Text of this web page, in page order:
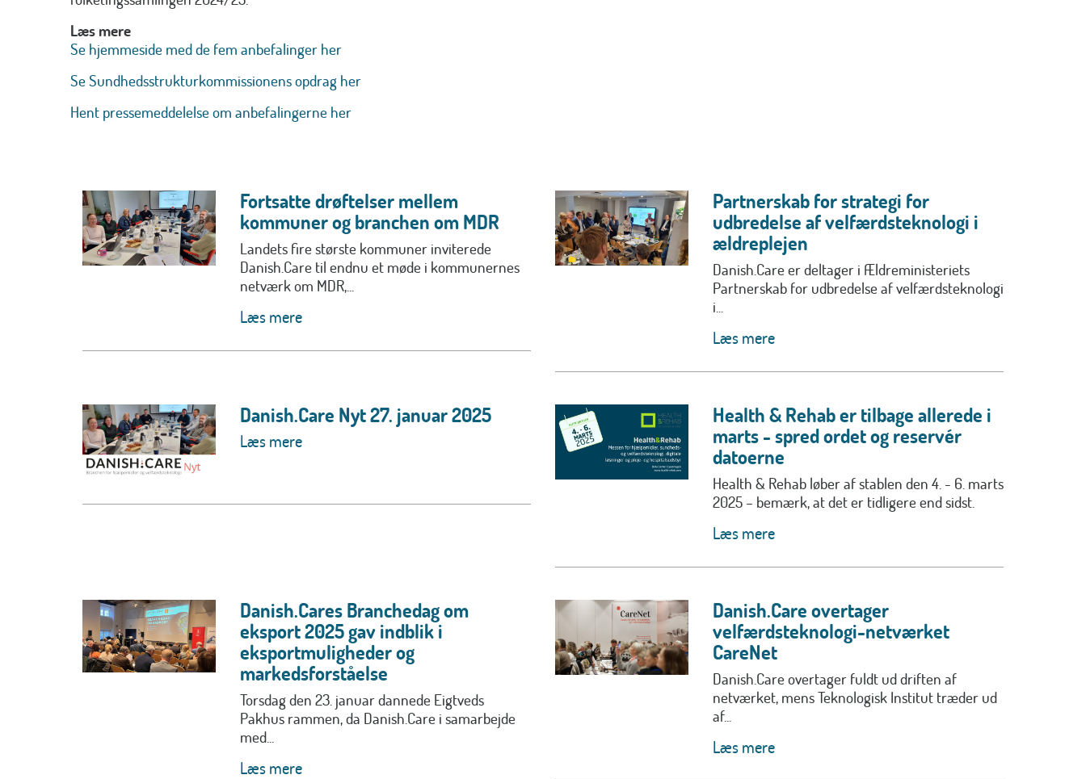
Læs mere
Se hjemmeside med de fem anbefalinger her
Se Sundhedsstrukturkommissionens opdrag her
Hent pressemeddelelse om anbefalingerne her
Fortsatte drøftelser mellem
kommuner og branchen om MDR
Landets fire største kommuner inviterede
Danish.Care til endnu et møde i kommunernes
netværk om MDR,...
Læs mere
Partnerskab for strategi for
udbredelse af velfærdsteknologi i
ældreplejen
Danish.Care er deltager i Ældreministeriets
Partnerskab for udbredelse af velfærdsteknologi
i...
Læs mere
Danish.Care Nyt 27. januar 2025
Læs mere
Health & Rehab er tilbage allerede i
marts - spred ordet og reservér
datoerne
Health & Rehab løber af stablen den 4. - 6. marts
2025 – bemærk, at det er tidligere end sidst.
Læs mere
Danish.Cares Branchedag om
eksport 2025 gav indblik i
eksportmuligheder og
markedsforståelse
Torsdag den 23. januar dannede Eigtveds
Pakhus rammen, da Danish.Care i samarbejde
med...
Læs mere
Danish.Care overtager
velfærdsteknologi-netværket
CareNet
Danish.Care overtager fuldt ud driften af
netværket, mens Teknologisk Institut træder ud
af...
Læs mere